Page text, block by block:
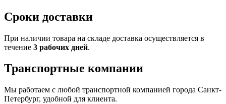
Сроки доставки
При наличии товара на складе доставка осуществляется в
течение 3 рабочих дней.
Транспортные компании
Мы работаем с любой транспортной компанией города Санкт-
Петербург, удобной для клиента.